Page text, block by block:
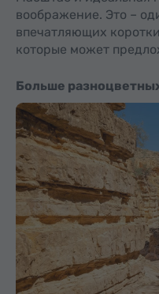
воображение. Это –
впечатляющих
которые может
Больше